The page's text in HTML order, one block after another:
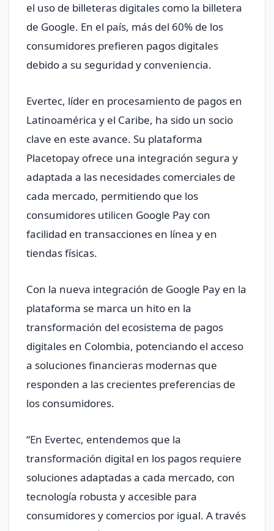
el uso de billeteras digitales como la billetera
de Google. En el país, más del 60% de los
consumidores prefieren pagos digitales
debido a su seguridad y conveniencia.
Evertec, líder en procesamiento de pagos en
Latinoamérica y el Caribe, ha sido un socio
clave en este avance. Su plataforma
Placetopay ofrece una integración segura y
adaptada a las necesidades comerciales de
cada mercado, permitiendo que los
consumidores utilicen Google Pay con
facilidad en transacciones en línea y en
tiendas físicas.
Con la nueva integración de Google Pay en la
plataforma se marca un hito en la
transformación del ecosistema de pagos
digitales en Colombia, potenciando el acceso
a soluciones financieras modernas que
responden a las crecientes preferencias de
los consumidores.
“En Evertec, entendemos que la
transformación digital en los pagos requiere
soluciones adaptadas a cada mercado, con
tecnología robusta y accesible para
consumidores y comercios por igual. A través